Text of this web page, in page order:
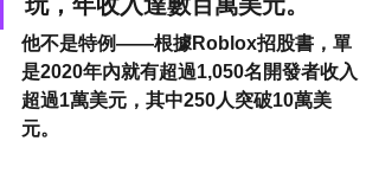
他不是特例——根據Roblox招股書，單
是2020年內就有超過1,050名開發者收入
超過1萬美元，其中250人突破10萬美
元。